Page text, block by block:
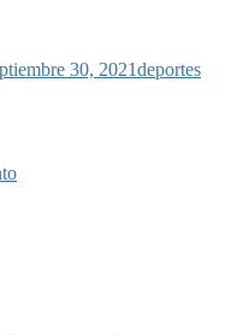
30, 2021deportes